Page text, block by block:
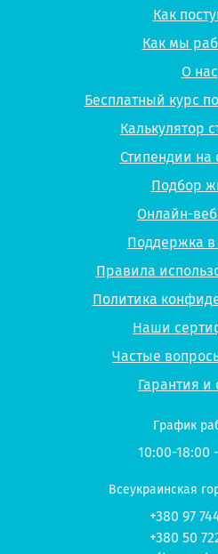
Как
Как мы
О нас
Бесплатный курс
Калькулятор
Стипендии на
Подбор
Онлайн-
Поддержка
Правила
Политика
Наши
Частые
Гарантия и
График
10:00-18:00
Всеукраинская
+380 97
+380 50